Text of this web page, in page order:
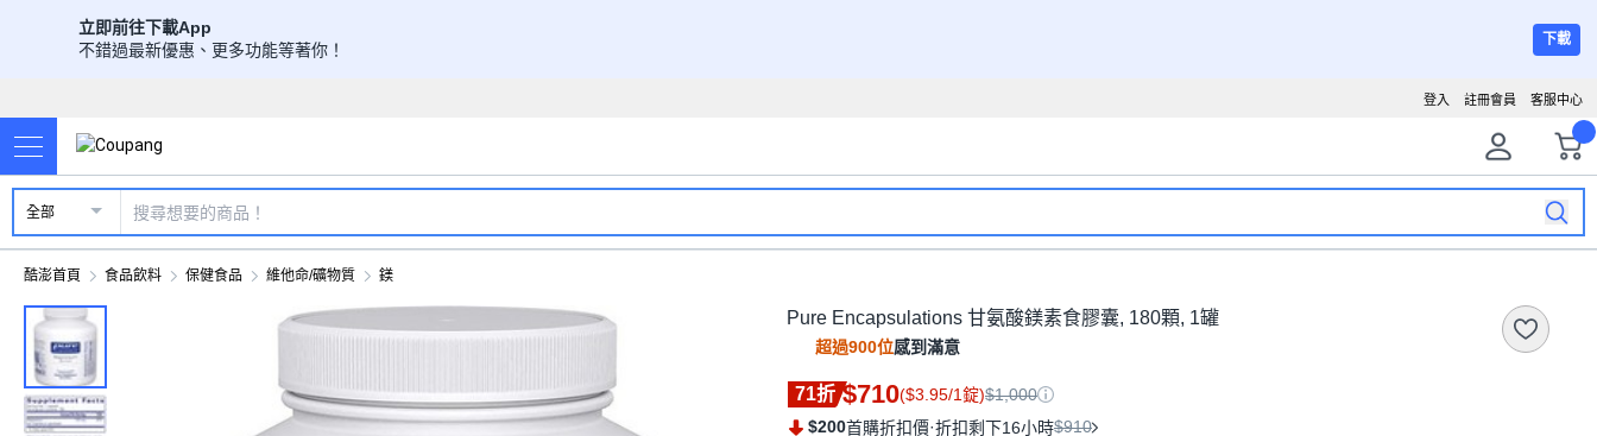
立即前往下載App
不錯過最新優惠、更多功能等著你！
下載
客服中心
註冊會員
登入
全部
酷澎首頁 食品飲料 保健食品 維他命/礦物質 鎂
Pure Encapsulations 甘氨酸鎂素食膠囊, 180顆, 1罐
超過900位感到滿意
71折 $710($3.95/1錠)$1,000
$200首購折扣價·折扣剩下16小時$910